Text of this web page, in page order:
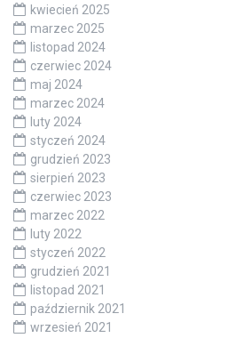
kwiecień 2025
marzec 2025
listopad 2024
czerwiec 2024
maj 2024
marzec 2024
luty 2024
styczeń 2024
grudzień 2023
sierpień 2023
czerwiec 2023
marzec 2022
luty 2022
styczeń 2022
grudzień 2021
listopad 2021
październik 2021
wrzesień 2021